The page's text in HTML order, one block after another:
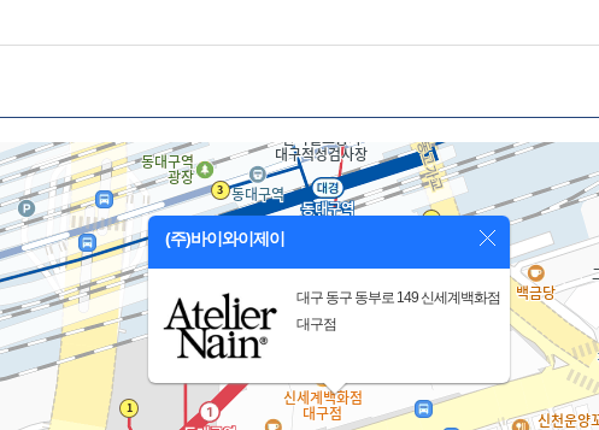
(주)바이와이제이
대구 동구 동부로 149 신세계백화점
대구점